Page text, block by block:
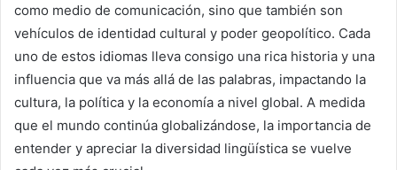
como medio de comunicación, sino que también son
vehículos de identidad cultural y poder geopolítico. Cada
uno de estos idiomas lleva consigo una rica historia y una
influencia que va más allá de las palabras, impactando la
cultura, la política y la economía a nivel global. A medida
que el mundo continúa globalizándose, la importancia de
entender y apreciar la diversidad lingüística se vuelve